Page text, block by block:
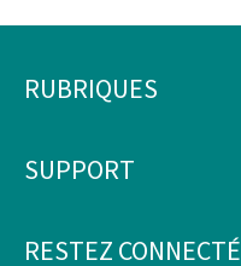
Pied
page
RUBRIQUES
SUPPORT
RESTEZ CONNECTÉ